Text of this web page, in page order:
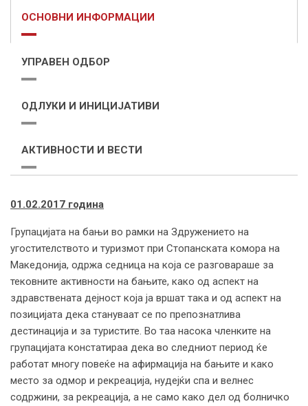
ОСНОВНИ ИНФОРМАЦИИ
УПРАВЕН ОДБОР
ОДЛУКИ И ИНИЦИЈАТИВИ
АКТИВНОСТИ И ВЕСТИ
01.02.2017 година
Групацијата на бањи во рамки на Здружението на
угостителството и туризмот при Стопанската комора на
Македонија, одржа седница на која се разговараше за
тековните активности на бањите, како од аспект на
здравствената дејност која ја вршат така и од аспект на
позицијата дека стануваат се по препознатлива
дестинација и за туристите. Во таа насока членките на
групацијата констатираа дека во следниот период ќе
работат многу повеќе на афирмација на бањите и како
место за одмор и рекреација, нудејќи спа и велнес
содржини, за рекреација, а не само како дел од болничко